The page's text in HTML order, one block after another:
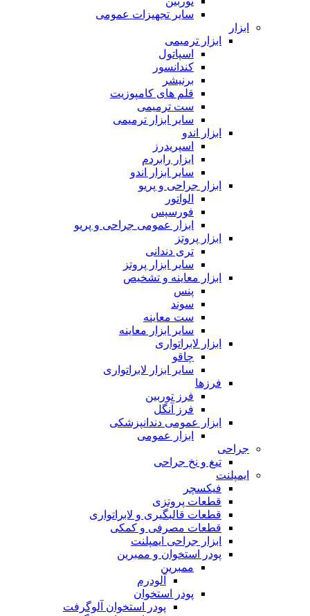
سایر تجهیزات عمومی
ابزار
ابزار ترمیمی
اسپاتول
کندانسور
برنیشر
قلم های کامپوزیت
ست ترمیمی
سایر ابزار ترمیمی
ابزار اندو
اسپریدرز
ابزار رابردم
سایر ابزار اندو
ابزار جراحی و پریو
الواتور
فورسپس
ابزار عمومی جراحی و پریو
ابزار پروتز
تری دندانی
سایر ابزار پروتز
ابزار معاینه و تشخیص
پنس
سوند
ست معاینه
سایر ابزار معاینه
ابزار لابراتواری
چاقو
سایر ابزار لابراتواری
فرزها
فرز توربین
فرز آنگل
ابزار عمومی دندانپزشکی
ابزار عمومی
جراحی
تیغ و نخ جراحی
ایمپلنت
فیکسچر
قطعات پروتزی
قطعات قالبگیری و لابراتواری
قطعات مصرفی و کمکی
ابزار جراحی ایمپلنت
پودر استخوان و ممبرین
ممبرین
آلودرم
پودر استخوان
پودر استخوان آلوگرفت